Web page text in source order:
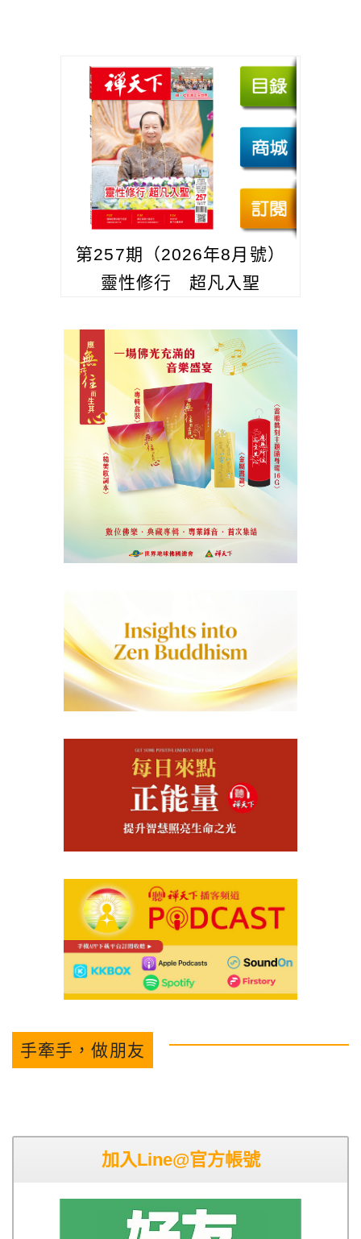
第257期（2026年8月號）
靈性修行 超凡入聖
手牽手，做朋友
加入Line@官方帳號